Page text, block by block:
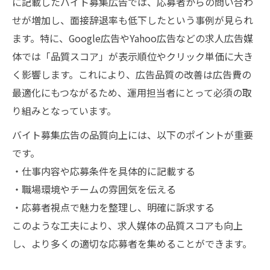
せが増加し、面接辞退率も低下したという事例が見られ
ます。特に、Google広告やYahoo広告などの求人広告媒
体では「品質スコア」が表示順位やクリック単価に大き
く影響します。これにより、広告品質の改善は広告費の
最適化にもつながるため、運用担当者にとって必須の取
り組みとなっています。
バイト募集広告の品質向上には、以下のポイントが重要
です。
・仕事内容や応募条件を具体的に記載する
・職場環境やチームの雰囲気を伝える
・応募者視点で魅力を整理し、明確に訴求する
このような工夫により、求人媒体の品質スコアも向上
し、より多くの適切な応募者を集めることができます。